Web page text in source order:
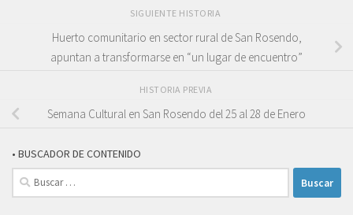
SIGUIENTE HISTORIA
Huerto comunitario en sector rural de San Rosendo,
apuntan a transformarse en “un lugar de encuentro”
HISTORIA PREVIA
Semana Cultural en San Rosendo del 25 al 28 de Enero
• BUSCADOR DE CONTENIDO
Buscar: